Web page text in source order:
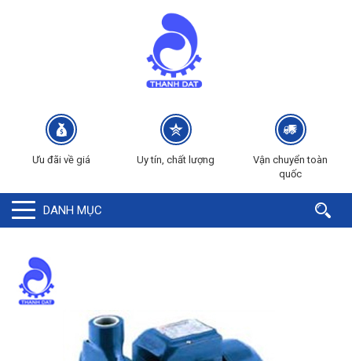
Ưu đãi về giá Uy tín, chất lượng
Vận chuyển toàn
quốc
DANH MỤC